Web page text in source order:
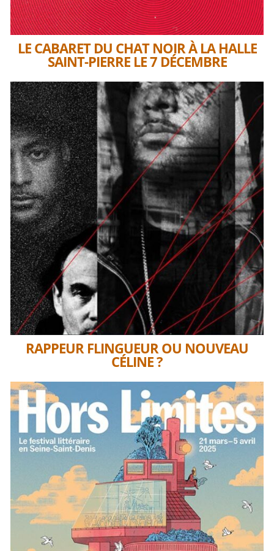
LE CABARET DU CHAT NOIR À LA HALLE
SAINT-PIERRE LE 7 DÉCEMBRE
RAPPEUR FLINGUEUR OU NOUVEAU
CÉLINE ?